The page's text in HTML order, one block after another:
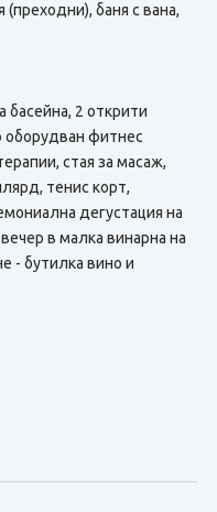
баня с вана,
басейна, 2 открити
оборудван фитнес
стая за масаж,
тенис корт,
дегустация на
в малка винарна на
- бутилка вино и